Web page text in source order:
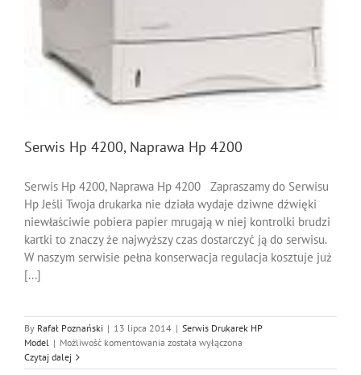
Serwis Hp 4200, Naprawa Hp 4200
Serwis Hp 4200, Naprawa Hp 4200 Zapraszamy do Serwisu
Hp Jeśli Twoja drukarka nie działa wydaje dziwne dźwięki
niewłaściwie pobiera papier mrugają w niej kontrolki brudzi
kartki to znaczy że najwyższy czas dostarczyć ją do serwisu.
W naszym serwisie pełna konserwacja regulacja kosztuje już
[...]
By Rafał Poznański | 13 lipca 2014 | Serwis Drukarek HP
Model | Możliwość komentowania Serwis
4200,
została wyłączona
Czytaj dalej